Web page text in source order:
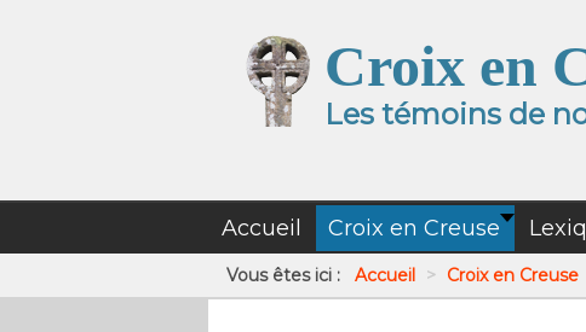
Croix en
Les témoins de
Accueil Croix en Creuse
Vous êtes ici : Accueil > Croix en Creuse